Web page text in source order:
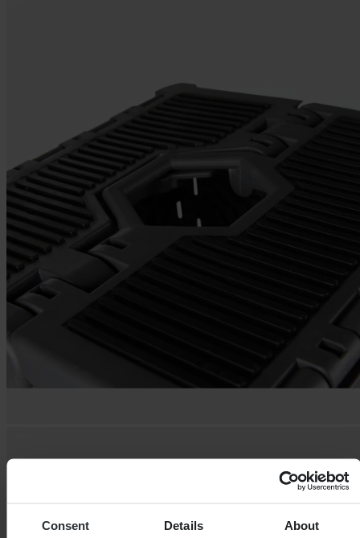
Consent Details About